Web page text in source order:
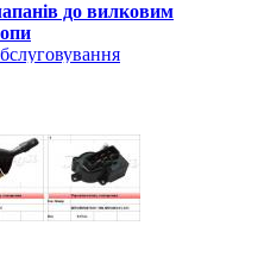
до вилковим
техніки